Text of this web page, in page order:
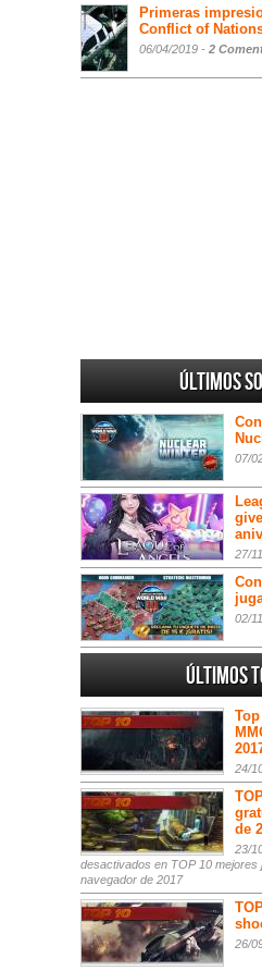
Primeras
Conflict of
06/04/2019 - 2
Últimos
07/
27/
02/
Últimos
24/
de
23/
desactivados en TOP 10 mejores
navegador de 2017
26/